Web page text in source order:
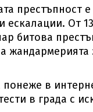
престъпност
ескалации. От
битова
в
в града с